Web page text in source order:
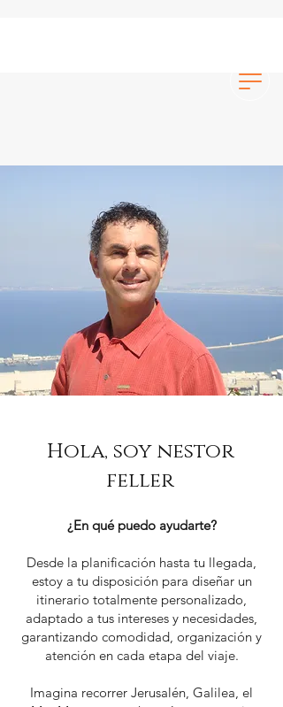
Hola, soy nestor
feller
¿En qué puedo ayudarte?
Desde la planificación hasta tu llegada,
estoy a tu disposición para diseñar un
itinerario totalmente personalizado,
adaptado a tus intereses y necesidades,
garantizando comodidad, organización y
atención en cada etapa del viaje.
Imagina recorrer Jerusalén, Galilea, el